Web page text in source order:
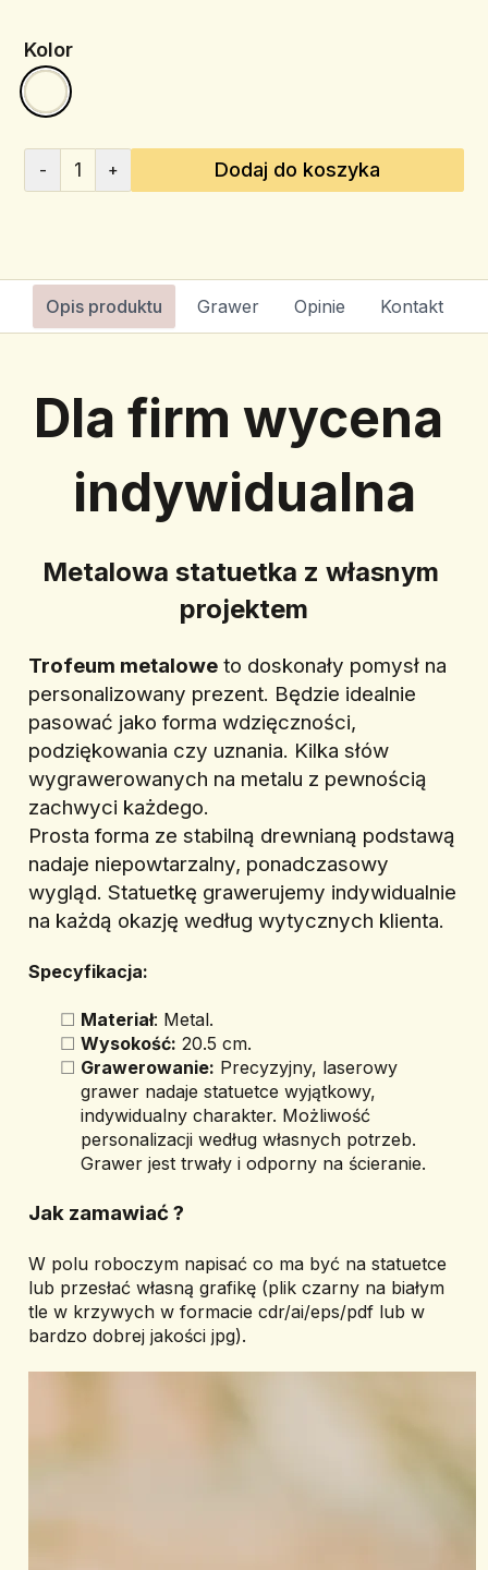
Kolor
- 1 + Dodaj do koszyka
Opis produktu Grawer Opinie Kontakt
Dla firm wycena
indywidualna
Metalowa statuetka z własnym
projektem
Trofeum metalowe to doskonały pomysł na
personalizowany prezent. Będzie idealnie
pasować jako forma wdzięczności,
podziękowania czy uznania. Kilka słów
wygrawerowanych na metalu z pewnością
zachwyci każdego.
Prosta forma ze stabilną drewnianą podstawą
nadaje niepowtarzalny, ponadczasowy
wygląd. Statuetkę grawerujemy indywidualnie
na każdą okazję według wytycznych klienta.
Specyfikacja:
Materiał: Metal.
Wysokość: 20.5 cm.
Grawerowanie: Precyzyjny, laserowy
grawer nadaje statuetce wyjątkowy,
indywidualny charakter. Możliwość
personalizacji według własnych potrzeb.
Grawer jest trwały i odporny na ścieranie.
Jak zamawiać ?
W polu roboczym napisać co ma być na statuetce
lub przesłać własną grafikę (plik czarny na białym
tle w krzywych w formacie cdr/ai/eps/pdf lub w
bardzo dobrej jakości jpg).